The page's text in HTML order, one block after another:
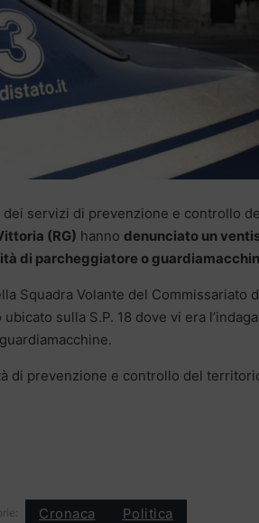
dei servizi di prevenzione e controllo
(RG) hanno denunciato un
di parcheggiatore o
Squadra Volante del Commissariato
sulla S.P. 18 dove vi era
di prevenzione e controllo del
Cronaca Politica